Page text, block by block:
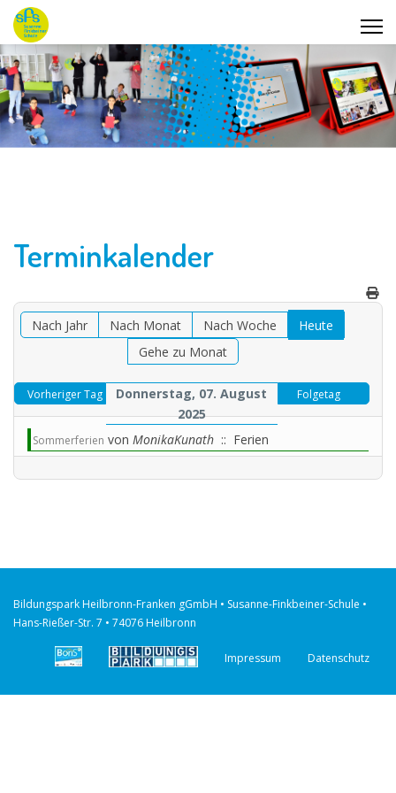
Terminkalender
Nach Jahr Nach Monat Nach Woche
Heute
Gehe zu Monat
Vorheriger Tag
Donnerstag, 07. August
2025
Folgetag
Sommerferien von MonikaKunath :: Ferien
Bildungspark Heilbronn-Franken gGmbH • Susanne-Finkbeiner-Schule •
Hans-Rießer-Str. 7 • 74076 Heilbronn
Impressum Datenschutz